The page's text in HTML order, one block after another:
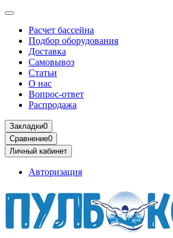
Расчет бассейна
Подбор оборудования
Доставка
Самовывоз
Статьи
О нас
Вопрос-ответ
Распродажа
Закладки0
Сравнение0
Личный кабинет
Авторизация